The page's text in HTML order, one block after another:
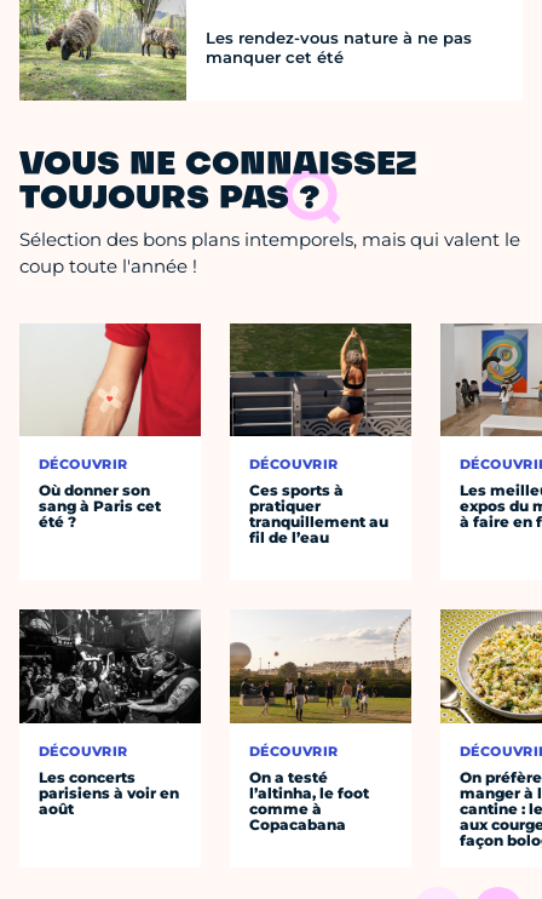
Les rendez-vous nature à ne pas
manquer cet été
VOUS NE CONNAISSEZ
TOUJOURS PAS ?
Sélection des bons plans intemporels, mais qui valent le
coup toute l'année !
DÉCOUVRIR
Où donner son
sang à Paris cet
été ?
DÉCOUVRIR
Les concerts
parisiens à voir en
août
DÉCOUVRIR
Ces sports à
pratiquer
tranquillement au
fil de l’eau
DÉCOUVRIR
On a testé
l’altinha, le foot
comme à
Copacabana
Les
expos du
à faire en
On préfère
manger à
cantine :
aux
façon